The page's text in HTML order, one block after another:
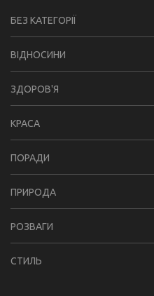
БЕЗ КАТЕГОРІЇ
ВІДНОСИНИ
ЗДОРОВ'Я
КРАСА
ПОРАДИ
ПРИРОДА
РОЗВАГИ
СТИЛЬ